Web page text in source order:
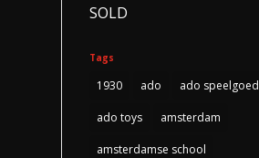
SOLD
Tags
1930 ado ado speelgoed
ado toys amsterdam
amsterdamse school